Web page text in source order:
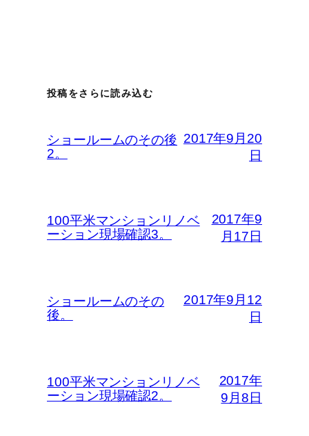
投稿をさらに読み込む
ショールームのその後
2。
2017年9月20
日
100平米マンションリノベ
ーション現場確認3。
2017年9
月17日
ショールームのその
後。
2017年9月12
日
100平米マンションリノベ
ーション現場確認2。
2017年
9月8日